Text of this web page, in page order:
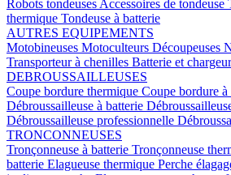
Robots tondeuses Accessoires de tondeuse
thermique Tondeuse à batterie
AUTRES EQUIPEMENTS
Motobineuses Motoculteurs Découpeuses
Transporteur à chenilles Batterie et chargeur
DEBROUSSAILLEUSES
Coupe bordure thermique Coupe bordure à
Débroussailleuse à batterie
Débroussailleuse professionnelle
TRONCONNEUSES
Tronçonneuse à batterie Tronçonneuse
batterie Elagueuse thermique Perche